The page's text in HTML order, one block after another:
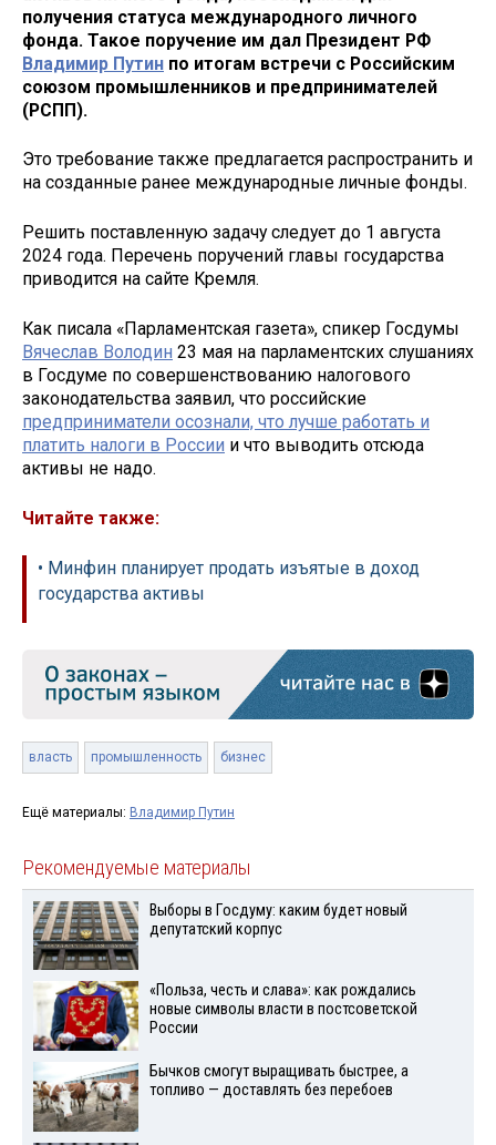
получения статуса международного личного
фонда. Такое поручение им дал Президент РФ
Владимир Путин по итогам встречи с Российским
союзом промышленников и предпринимателей
(РСПП).
Это требование также предлагается распространить и
на созданные ранее международные личные фонды.
Решить поставленную задачу следует до 1 августа
2024 года. Перечень поручений главы государства
приводится на сайте Кремля.
Как писала «Парламентская газета», спикер Госдумы
Вячеслав Володин 23 мая на парламентских слушаниях
в Госдуме по совершенствованию налогового
законодательства заявил, что российские
предприниматели осознали, что лучше работать и
платить налоги в России и что выводить отсюда
активы не надо.
Читайте также:
• Минфин планирует продать изъятые в доход
государства активы
власть промышленность бизнес
Ещё материалы: Владимир Путин
Рекомендуемые материалы
Выборы в Госдуму: каким будет новый
депутатский корпус
«Польза, честь и слава»: как рождались
новые символы власти в постсоветской
России
Бычков смогут выращивать быстрее, а
топливо — доставлять без перебоев